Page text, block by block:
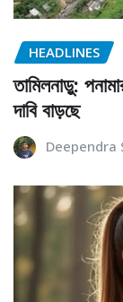
HEADLINES
তামিলনাড়ু:
দাবি বাড়ছে
Deependra